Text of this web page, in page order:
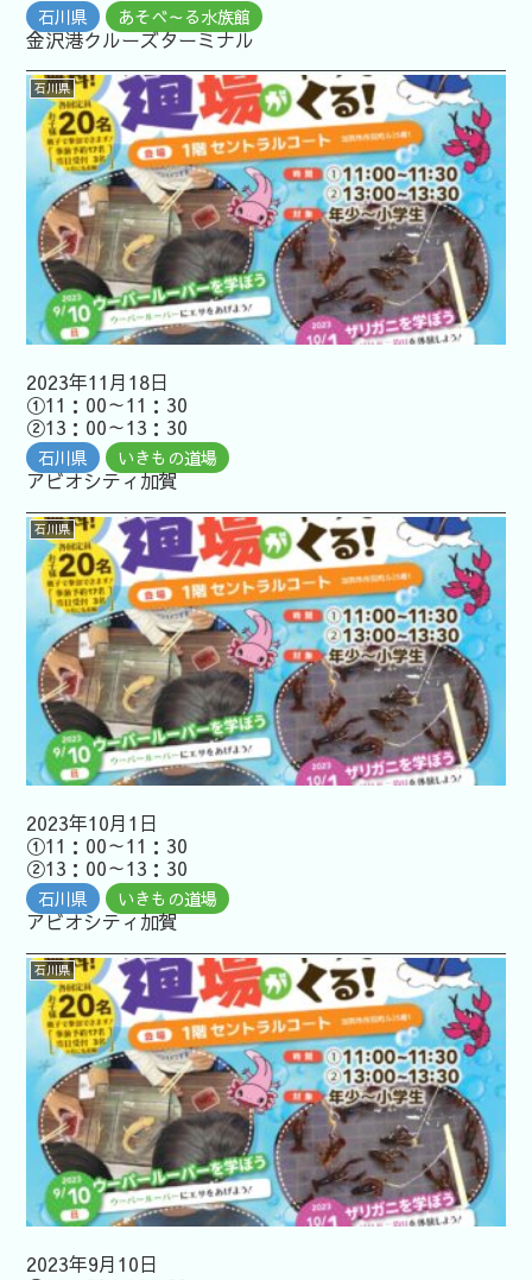
開催企業向
けはコチラ
石川県 あそべ～る水族館
金沢港クルーズターミナル
石川県
2023年11月18日
①11：00～11：30
②13：00～13：30
石川県 いきもの道場
アビオシティ加賀
石川県
2023年10月1日
①11：00～11：30
②13：00～13：30
石川県 いきもの道場
アビオシティ加賀
石川県
2023年9月10日